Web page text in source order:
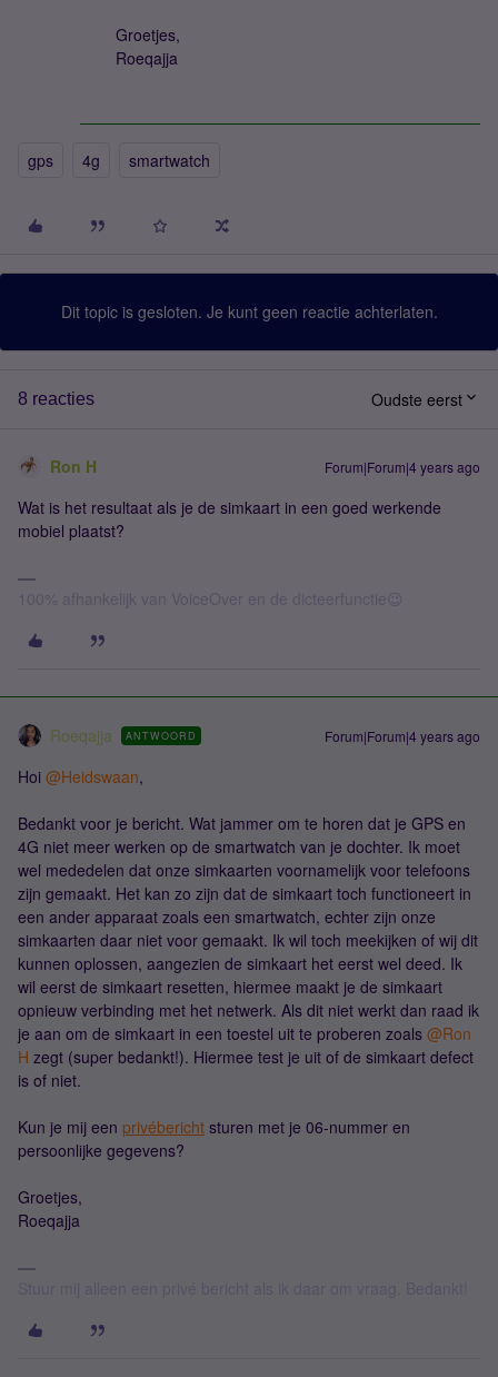
Groetjes,
Roeqajja
gps 4g smartwatch
Dit topic is gesloten. Je kunt geen reactie achterlaten.
8 reacties Oudste eerst
Ron H Forum|Forum|4 years ago
Wat is het resultaat als je de simkaart in een goed werkende
mobiel plaatst?
100% afhankelijk van VoiceOver en de dicteerfunctie😉
Roeqajja ANTWOORD Forum|Forum|4 years ago
Hoi @Heidswaan,
Bedankt voor je bericht. Wat jammer om te horen dat je GPS en
4G niet meer werken op de smartwatch van je dochter. Ik moet
wel mededelen dat onze simkaarten voornamelijk voor telefoons
zijn gemaakt. Het kan zo zijn dat de simkaart toch functioneert in
een ander apparaat zoals een smartwatch, echter zijn onze
simkaarten daar niet voor gemaakt. Ik wil toch meekijken of wij dit
kunnen oplossen, aangezien de simkaart het eerst wel deed. Ik
wil eerst de simkaart resetten, hiermee maakt je de simkaart
opnieuw verbinding met het netwerk. Als dit niet werkt dan raad ik
je aan om de simkaart in een toestel uit te proberen zoals @Ron
H zegt (super bedankt!). Hiermee test je uit of de simkaart defect
is of niet.
Kun je mij een privébericht sturen met je 06-nummer en
persoonlijke gegevens?
Groetjes,
Roeqajja